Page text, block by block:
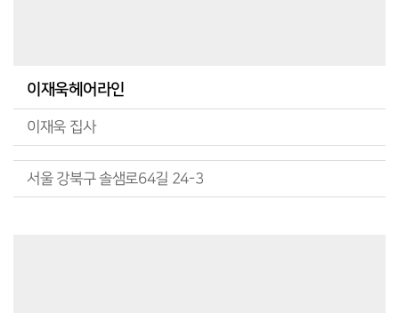
이재욱헤어라인
이재욱 집사
서울 강북구 솔샘로64길 24-3